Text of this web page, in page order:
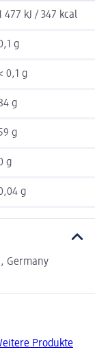
477 kJ / 347 kcal
g
0,1 g
g
g
g
g
Germany
Produkte